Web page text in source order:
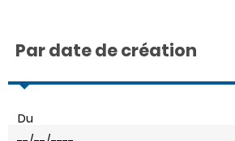
Par date de création
Du